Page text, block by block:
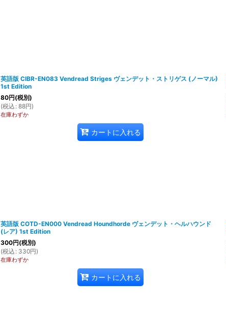
英語版 CIBR-EN083 Vendread Striges ヴェンデット・ストリゲス (ノーマル)
1st Edition
80円(税別)
(税込 : 88円)
在庫わずか
カートに入れる
英語版 COTD-EN000 Vendread Houndhorde ヴェンデット・ヘルハウンド
(レア) 1st Edition
300円(税別)
(税込 : 330円)
在庫わずか
カートに入れる